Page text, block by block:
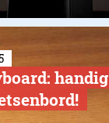
handig